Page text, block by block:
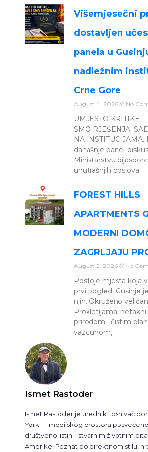
Ismet Rastoder
Ismet Rastoder je urednik i osnivač
York — medijskog prostora
društvenoj istini i stvarnim životnim
Amerike. Poznat po direktnom stilu,
Višemjesečni
dostavljen
panela u
nadležnim
Crne Gore
August 4, 2026 No
UMJESTO KRITIKE –
SMO RJEŠENJA.
NA
današnje panel-
Ministarstvu
unutrašnjih poslova
FOREST HILLS
APARTMENTS
MODERNI
ZAGRLJAJU
August 2, 2026 No
Postoje mjesta koja
prvi pogled. Gusinje
njih. Okruženo
Prokletijama,
prirodom i čistim
vazduhom,